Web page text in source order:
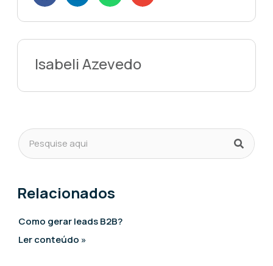
Isabeli Azevedo
Relacionados
Como gerar leads B2B?
Ler conteúdo »